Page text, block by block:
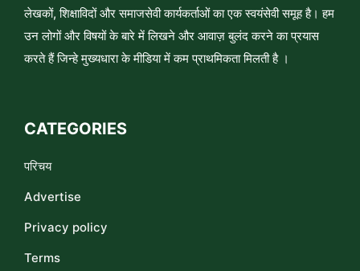
लेखकों, शिक्षाविदों और समाजसेवी कार्यकर्ताओं का एक स्वयंसेवी समूह है। हम
उन लोगों और विषयों के बारे में लिखने और आवाज़ बुलंद करने का प्रयास
करते हैं जिन्हे मुख्यधारा के मीडिया में कम प्राथमिकता मिलती है ।
CATEGORIES
परिचय
Advertise
Privacy policy
Terms